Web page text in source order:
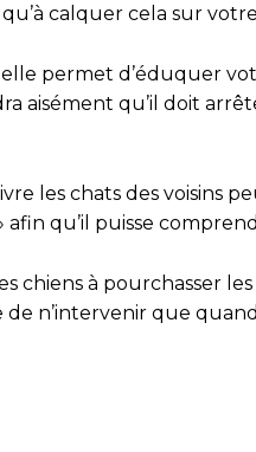
qu’à calquer cela sur
permet d’éduquer
aisément qu’il doit
les chats des voisins
qu’il puisse
chiens à pourchasser
de n’intervenir que